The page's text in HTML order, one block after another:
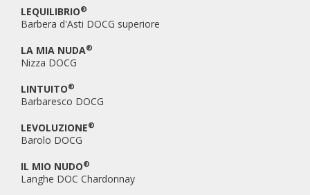
LEQUILIBRIO®
Barbera d'Asti DOCG superiore
LA MIA NUDA®
Nizza DOCG
LINTUITO®
Barbaresco DOCG
LEVOLUZIONE®
Barolo DOCG
IL MIO NUDO®
Langhe DOC Chardonnay